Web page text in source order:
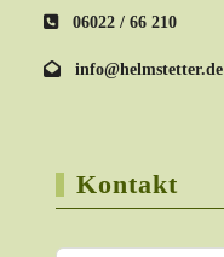
06022 / 66 210
info@helmstetter.de
Kontakt